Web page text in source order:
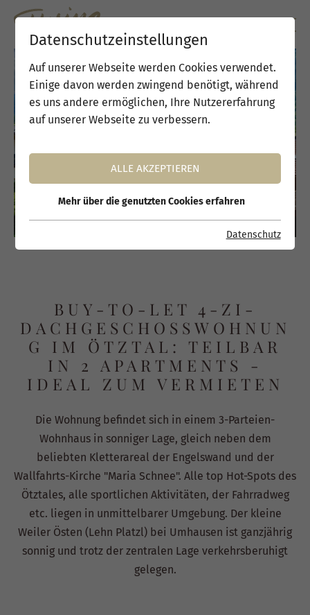
BUY-TO-LET 4-ZI-
DACHGESCHOSSWOHNUN
G IM ÖTZTAL: TEILBAR
IN 2 APARTMENTS -
IDEAL ZUM VERMIETEN
Die Wohnung befindet sich in einem 3-Parteien-
Wohnhaus in sonniger Lage, gleich neben dem
beliebten Kletterareal der Engelswand und der
Wallfahrts-Kirche "Maria Schnee". Alle top Hot-Spots des
Ötztales, alle sportlichen Aktivitäten, der Fahrradweg
etc. liegen in unmittelbarer Umgebung. Der kleine
Weiler Östen (Lehn Platzl) bei Umhausen ist ganzjährig
sonnig und trotz der zentralen Lage verkehrsberuhigt
gelegen.
Datenschutzeinstellungen
Auf unserer Webseite werden Cookies verwendet.
Einige davon werden zwingend benötigt, während
es uns andere ermöglichen, Ihre Nutzererfahrung
auf unserer Webseite zu verbessern.
ALLE AKZEPTIEREN
Mehr über die genutzten Cookies erfahren
Datenschutz